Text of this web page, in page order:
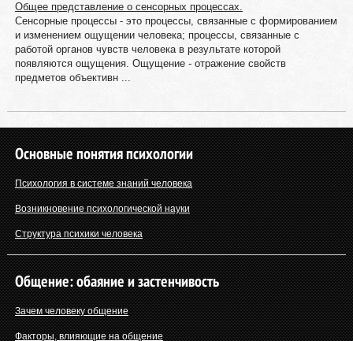
Общее представление о сенсорных процессах.
Сенсорные процессы - это процессы, связанные с формированием
и изменением ощущении человека; процессы, связанные с
работой органов чувств человека в результате которой
появляются ощущения. Ощущение - отражение свойств
предметов объективн ...
Основные понятия психологии
Психология в системе знаний человека
Возникновение психологической науки
Структура психики человека
Общение: обаяние и застенчивость
Зачем человеку общение
Факторы, влияющие на общение